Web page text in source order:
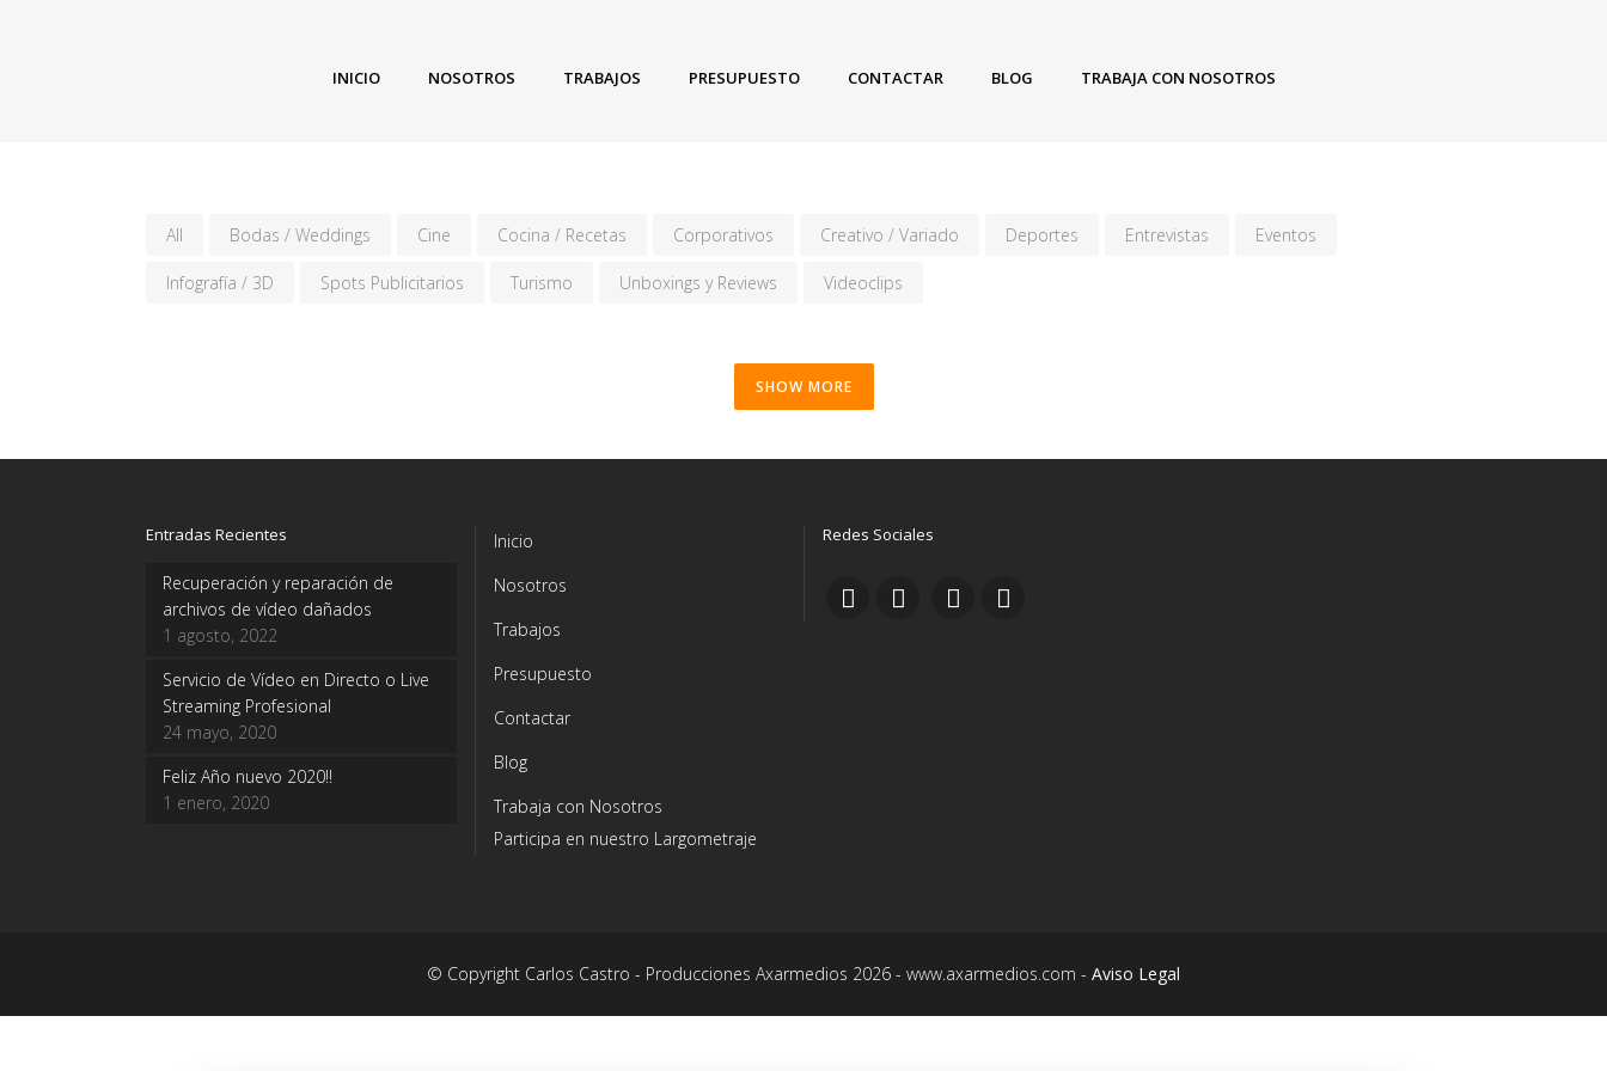
INICIO NOSOTROS TRABAJOS PRESUPUESTO CONTACTAR BLOG TRABAJA CON NOSOTROS
All Bodas / Weddings Cine Cocina / Recetas Corporativos Creativo / Variado Deportes Entrevistas Eventos
Infografía / 3D Spots Publicitarios Turismo Unboxings y Reviews Videoclips
SHOW MORE
Entradas Recientes
Recuperación y reparación de
archivos de vídeo dañados
1 agosto, 2022
Servicio de Vídeo en Directo o Live
Streaming Profesional
24 mayo, 2020
Feliz Año nuevo 2020!!
1 enero, 2020
Inicio
Nosotros
Trabajos
Presupuesto
Contactar
Blog
Trabaja con Nosotros
Participa en nuestro Largometraje
Redes Sociales
© Copyright Carlos Castro - Producciones Axarmedios 2026 - www.axarmedios.com - Aviso Legal